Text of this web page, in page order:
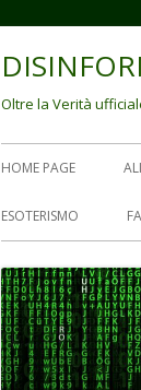
Oltre la Verità
Menu
principale
HOME PAGE
ESOTERISMO